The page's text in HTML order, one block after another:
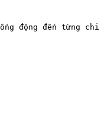
động đến từng